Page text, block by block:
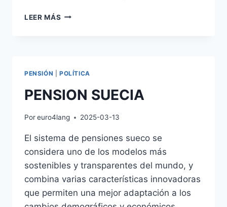
LEER MÁS PENSIONES
PENSIÓN POLÍTICA
PENSION SUECIA
Poreuro4lang 2025-03-13
El sistema de pensiones sueco se
considera uno de los modelos más
sostenibles y transparentes del mundo, y
combina varias características innovadoras
que permiten una mejor adaptación a los